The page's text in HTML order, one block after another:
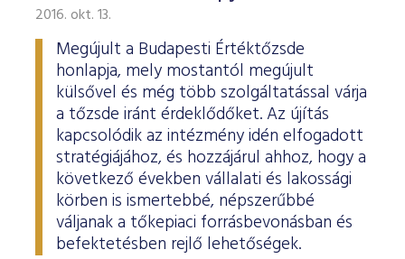
2016. okt. 13.
Megújult a Budapesti Értéktőzsde
honlapja, mely mostantól megújult
külsővel és még több szolgáltatással várja
a tőzsde iránt érdeklődőket. Az újítás
kapcsolódik az intézmény idén elfogadott
stratégiájához, és hozzájárul ahhoz, hogy a
következő években vállalati és lakossági
körben is ismertebbé, népszerűbbé
váljanak a tőkepiaci forrásbevonásban és
befektetésben rejlő lehetőségek.